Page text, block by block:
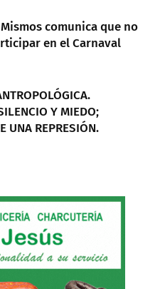
Mismos comunica que no
en el Carnaval
Y MIEDO;
UNA REPRESIÓN.